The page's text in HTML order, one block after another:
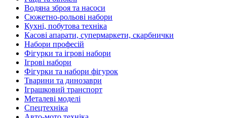
Водяна зброя та насоси
Сюжетно-рольові набори
Кухні, побутова техніка
Касові апарати, супермаркети, скарбнички
Набори професій
Фігурки та ігрові набори
Ігрові набори
Фігурки та набори фігурок
Тварини та динозаври
Іграшковий транспорт
Металеві моделі
Спецтехніка